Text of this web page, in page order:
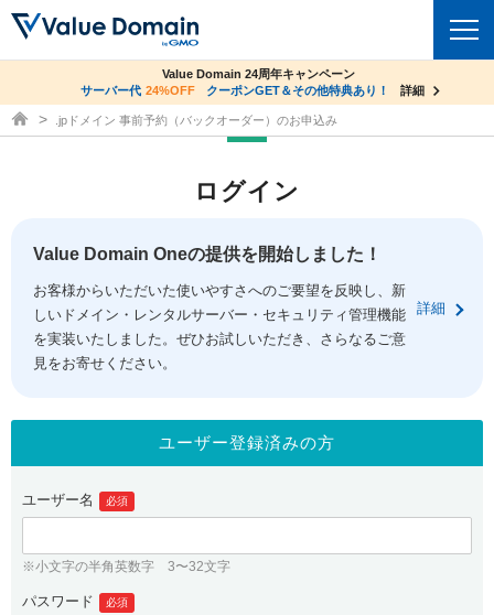
ドメイントップ
ドメイン移管
ドメイン価格一覧
ドメイン一括検索
.jpドメインオークション
gTLDオークション NEW!
.jpドメインバックオーダー
プレミアムドメイン
人気ドメインの種類
コアサーバー
バリューサーバー
XREA
セキュリティトップ
Value Domain ネットde診断
SSL証明書
サービストップ
お得意様割引
紹介制度
バリュードメインAPI
ドメイン・ホスティングOEM
facebook
ログイン
従来のバリュードメインをご利用希望の方
ユーザー登録
co.jpドメイン✕コアサーバーV2ビジネス応援キャンペーン
サーバー料金1年間無料
詳細
Value Domain 24周年キャンペーン
サーバー代 24%OFF クーポンGET＆その他特典あり！ 詳細
ドメイン取得ならバリュードメイン
.jpドメイン 事前予約（バックオーダー）のお申込み
ログイン
Value Domain Oneの提供を開始しました！
お客様からいただいた使いやすさへのご要望を反映し、新
しいドメイン・レンタルサーバー・セキュリティ管理機能
を実装いたしました。ぜひお試しいただき、さらなるご意
見をお寄せください。
詳細
ユーザー登録済みの方
ユーザー名 必須
※小文字の半角英数字 3〜32文字
パスワード 必須